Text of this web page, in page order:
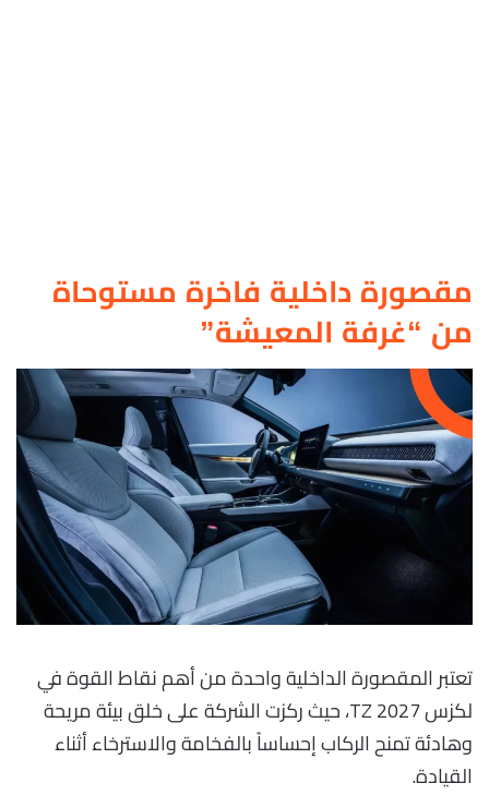
مقصورة داخلية فاخرة مستوحاة
من “غرفة المعيشة”
تعتبر المقصورة الداخلية واحدة من أهم نقاط القوة في
لكزس TZ 2027، حيث ركزت الشركة على خلق بيئة مريحة
وهادئة تمنح الركاب إحساساً بالفخامة والاسترخاء أثناء
القيادة.